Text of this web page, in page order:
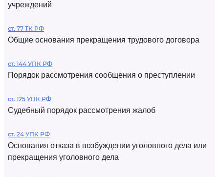
учреждений
ст. 77 ТК РФ
Общие основания прекращения трудового договора
ст. 144 УПК РФ
Порядок рассмотрения сообщения о преступлении
ст. 125 УПК РФ
Судебный порядок рассмотрения жалоб
ст. 24 УПК РФ
Основания отказа в возбуждении уголовного дела или
прекращения уголовного дела